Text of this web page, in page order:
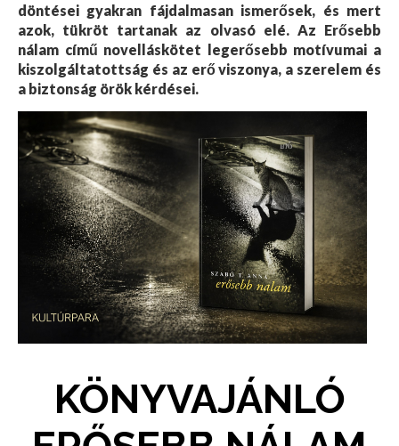
döntései gyakran fájdalmasan ismerősek, és mert
azok, tükröt tartanak az olvasó elé. Az Erősebb
nálam című novelláskötet legerősebb motívumai a
kiszolgáltatottság és az erő viszonya, a szerelem és
a biztonság örök kérdései.
KÖNYVAJÁNLÓ